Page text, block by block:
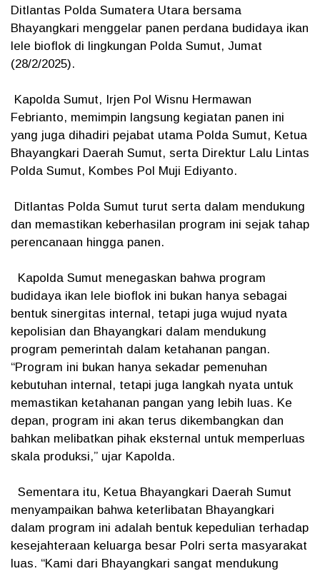
Ditlantas Polda Sumatera Utara bersama
Bhayangkari menggelar panen perdana budidaya ikan
lele bioflok di lingkungan Polda Sumut, Jumat
(28/2/2025).
Kapolda Sumut, Irjen Pol Wisnu Hermawan
Febrianto, memimpin langsung kegiatan panen ini
yang juga dihadiri pejabat utama Polda Sumut, Ketua
Bhayangkari Daerah Sumut, serta Direktur Lalu Lintas
Polda Sumut, Kombes Pol Muji Ediyanto.
Ditlantas Polda Sumut turut serta dalam mendukung
dan memastikan keberhasilan program ini sejak tahap
perencanaan hingga panen.
Kapolda Sumut menegaskan bahwa program
budidaya ikan lele bioflok ini bukan hanya sebagai
bentuk sinergitas internal, tetapi juga wujud nyata
kepolisian dan Bhayangkari dalam mendukung
program pemerintah dalam ketahanan pangan.
“Program ini bukan hanya sekadar pemenuhan
kebutuhan internal, tetapi juga langkah nyata untuk
memastikan ketahanan pangan yang lebih luas. Ke
depan, program ini akan terus dikembangkan dan
bahkan melibatkan pihak eksternal untuk memperluas
skala produksi,” ujar Kapolda.
Sementara itu, Ketua Bhayangkari Daerah Sumut
menyampaikan bahwa keterlibatan Bhayangkari
dalam program ini adalah bentuk kepedulian terhadap
kesejahteraan keluarga besar Polri serta masyarakat
luas. “Kami dari Bhayangkari sangat mendukung